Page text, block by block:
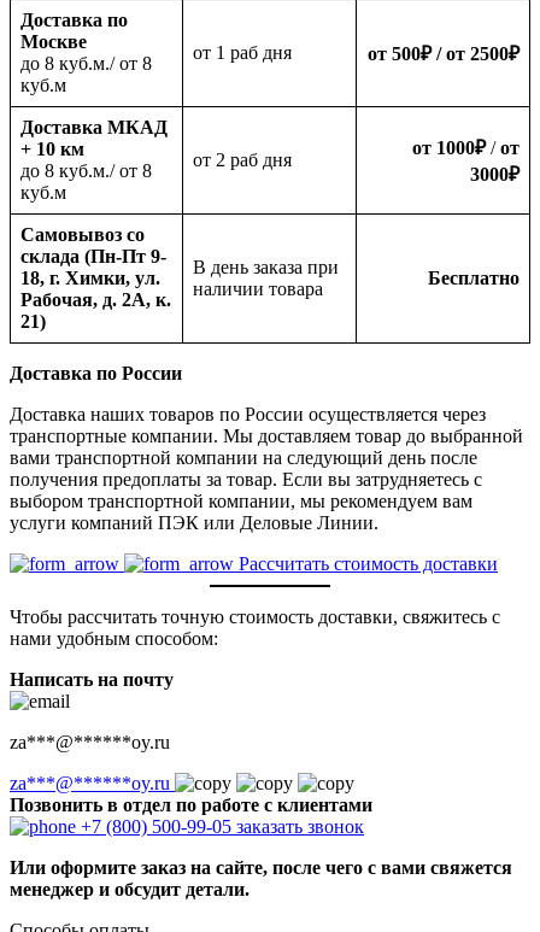
Доставка по
Москве
до 8 куб.м./ от 8
куб.м
oт 1 раб дня от 500₽/ от 2500₽
Доставка МКАД
+ 10 км
до 8 куб.м./ от 8
куб.м
oт 2 раб дня
от 1000₽/от
3000₽
Самовывоз со
склада (Пн-Пт 9-
18, г. Химки, ул.
Рабочая, д. 2А, к.
21)
В день заказа при
наличии товара
Бесплатно
Доставка по России
Доставка наших товаров по России осуществляется через
транспортные компании. Мы доставляем товар до выбранной
вами транспортной компании на следующий день после
получения предоплаты за товар. Если вы затрудняетесь с
выбором транспортной компании, мы рекомендуем вам
услуги компаний ПЭК или Деловые Линии.
Рассчитать стоимость доставки
Чтобы рассчитать точную стоимость доставки, свяжитесь с
нами удобным способом:
Написать на почту
za***@******oy.ru
za***@******oy.ru
Позвонить в отдел по работе с клиентами
+7 (800) 500-99-05 заказать звонок
Или оформите заказ на сайте, после чего с вами свяжется
менеджер и обсудит детали.